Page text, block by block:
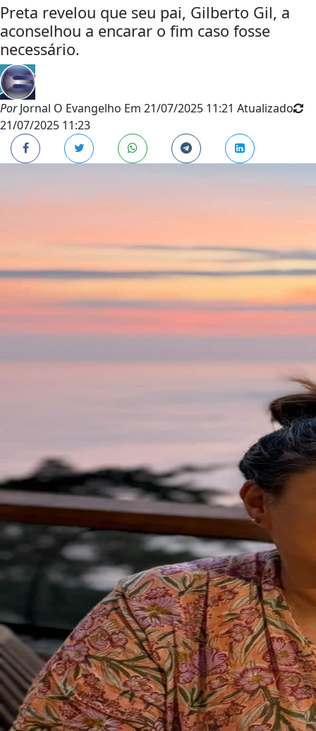
Preta revelou que seu pai, Gilberto Gil, a
aconselhou a encarar o fim caso fosse
necessário.
PorJornal O Evangelho Em 21/07/2025 11:21 Atualizado
21/07/2025 11:23